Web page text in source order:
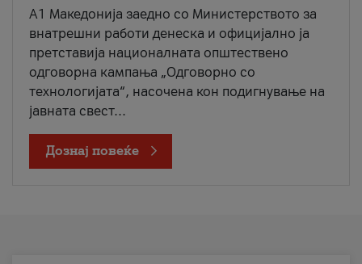
A1 Македонија заедно со Министерството за
внатрешни работи денеска и официјално ја
претставија националната општествено
одговорна кампања „Одговорно со
технологијата“, насочена кон подигнување на
јавната свест...
Дознај повеќе